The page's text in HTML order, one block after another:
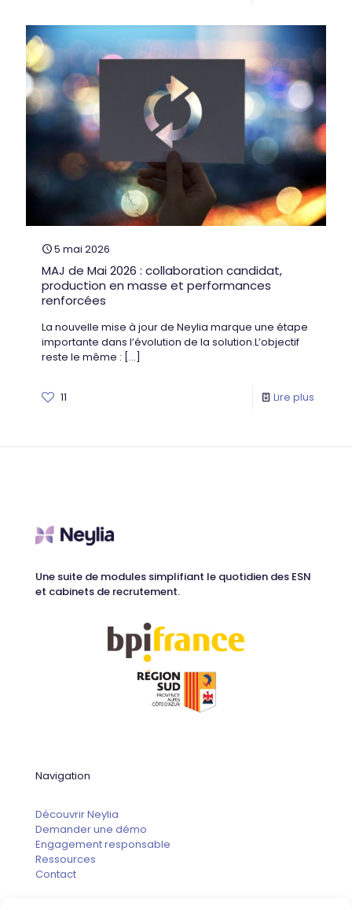
5 mai 2026
MAJ de Mai 2026 : collaboration candidat,
production en masse et performances
renforcées
La nouvelle mise à jour de Neylia marque une étape
importante dans l’évolution de la solution.L’objectif
reste le même : […]
11 Lire plus
Une suite de modules simplifiant le quotidien des ESN
et cabinets de recrutement.
Navigation
Découvrir Neylia
Demander une démo
Engagement responsable
Ressources
Contact